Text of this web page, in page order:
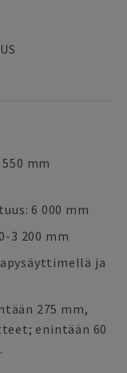
mm
6 000 mm
3 200 mm
ja
275 mm,
enintään 60